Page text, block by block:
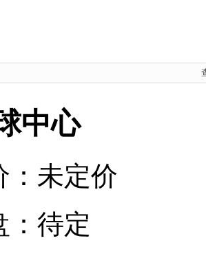
中心
未定价
待定